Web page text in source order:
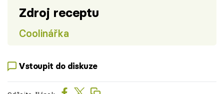
Zdroj receptu
Coolinářka
Vstoupit do diskuze